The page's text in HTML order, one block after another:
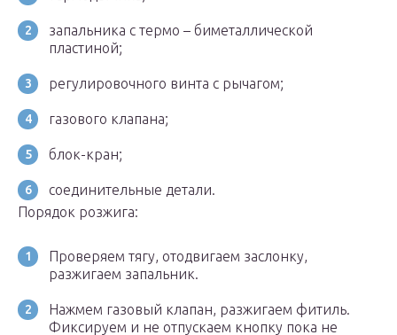
запальника с термо – биметаллической
пластиной;
регулировочного винта с рычагом;
газового клапана;
блок-кран;
соединительные детали.
Порядок розжига:
Проверяем тягу, отодвигаем заслонку,
разжигаем запальник.
Нажмем газовый клапан, разжигаем фитиль.
Фиксируем и не отпускаем кнопку пока не